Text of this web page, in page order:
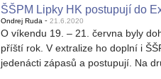
ŠŠPM Lipky HK postupují do
Ondrej Ruda - 21.6.2020
O víkendu 19. – 21. června byly
příští rok. V extralize ho doplní i
jedenácti zápasů a postupují. Na